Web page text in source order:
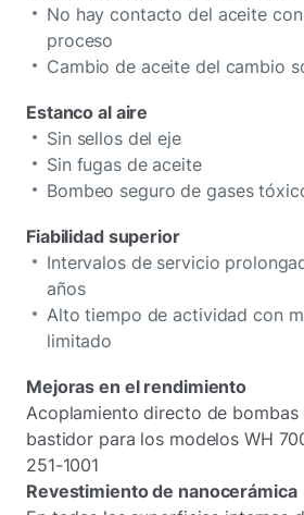
No hay contacto del aceite
proceso
Cambio de aceite del cambio
Estanco al aire
Sin sellos del eje
Sin fugas de aceite
Bombeo seguro de gases
Fiabilidad superior
Intervalos de servicio
años
Alto tiempo de actividad con
limitado
Mejoras en el rendimiento
Acoplamiento directo de bombas
bastidor para los modelos WH
251-1001
Revestimiento de nanocerámica